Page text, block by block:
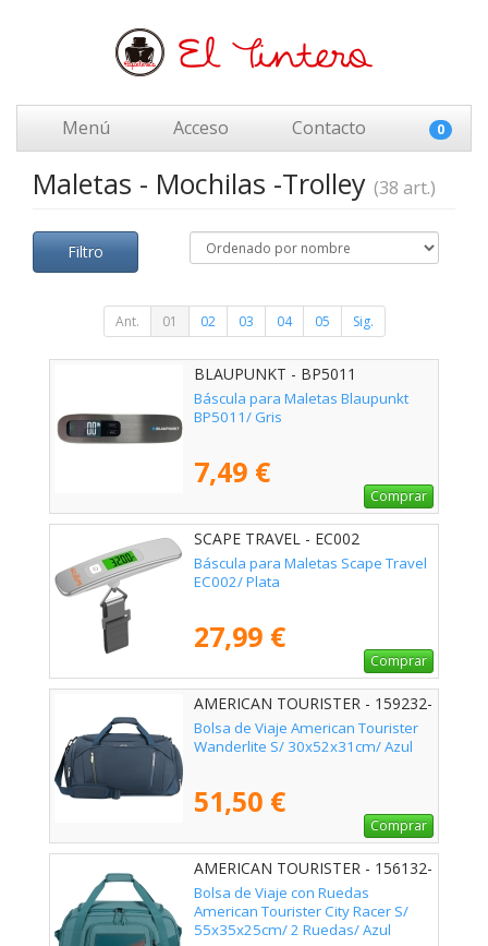
Menú Acceso Contacto 0
Maletas - Mochilas -Trolley (38 art.)
Filtro
Ant. 01 02 03 04 05 Sig.
BLAUPUNKT - BP5011
Báscula para Maletas Blaupunkt
BP5011/ Gris
7,49 €
Comprar
SCAPE TRAVEL - EC002
Báscula para Maletas Scape Travel
EC002/ Plata
27,99 €
Comprar
AMERICAN TOURISTER - 159232-
1265
Bolsa de Viaje American Tourister
Wanderlite S/ 30x52x31cm/ Azul
51,50 €
Comprar
AMERICAN TOURISTER - 156132-
4828
Bolsa de Viaje con Ruedas
American Tourister City Racer S/
55x35x25cm/ 2 Ruedas/ Azul